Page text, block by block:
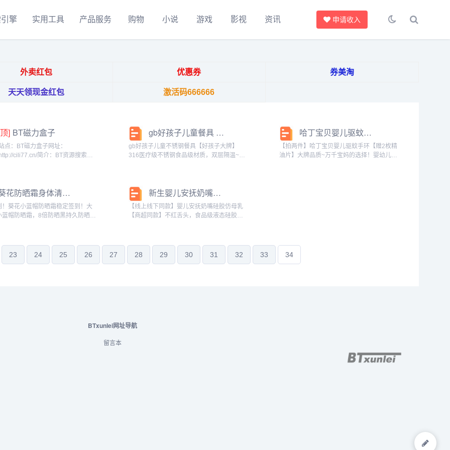
擎 实用工具 产品服务 购物 小说 游戏 影视 资讯 申请收入
外卖红包 优惠券 券美淘
天天领现金红包 激活码666666
] BT磁力盒子
点：BT磁力盒子网址：
http://cili77.cn/简介：BT资源搜索导
gb好孩子儿童餐具 宝宝不锈钢吸盘碗注水保温碗婴儿带盖辅食碗_婴童用品
gb好孩子儿童不锈钢餐具【好孩子大牌】
316医疗级不锈钢食品级材质，双层隔温~冬
吸盘碗...
哈丁宝贝婴儿驱蚊手环夏季户外随身驱蚊神器防蚊手带驱蚊虫扣贴_婴童用品
【拍两件】哈丁宝贝婴儿驱蚊手环【赠2枚精
油片】大牌品质~万千宝妈的选择！婴幼儿随
葵花防晒霜身体清爽防晒喷雾面部防紫外线防晒乳男女夏季户外_婴童用品
！葵花小蓝帽防晒霜稳定签到！大
蓝帽防晒霜，8倍防晒黑持久防晒，
新生婴儿安抚奶嘴超软安睡型硅胶仿母乳0-6-18个月宝宝安慰神器_婴童用品
【线上线下同款】婴儿安抚奶嘴硅胶仿母乳
【商超同款】不红舌头，食品级液态硅胶，
超软安睡...
23 24 25 26 27 28 29 30 31 32 33 34
BTxunlei网址导航
留言本